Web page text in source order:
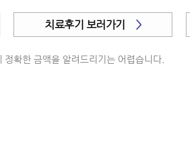
치료후기 보러가기 >
확한 금액을 알려드리기는 어렵습니다.